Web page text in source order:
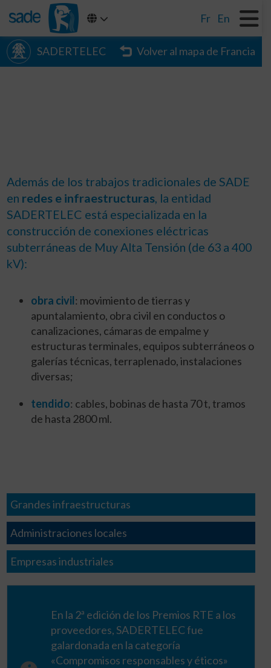
Fr En
SADERTELEC Volver al mapa de Francia
Además de los trabajos tradicionales de SADE
en redes e infraestructuras, la entidad
SADERTELEC está especializada en la
construcción de conexiones eléctricas
subterráneas de Muy Alta Tensión (de 63 a 400
kV):
obra civil: movimiento de tierras y
apuntalamiento, obra civil en conductos o
canalizaciones, cámaras de empalme y
estructuras terminales, equipos subterráneos o
galerías técnicas, terraplenado, instalaciones
diversas;
tendido: cables, bobinas de hasta 70 t, tramos
de hasta 2800 ml.
Grandes infraestructuras
Administraciones locales
Empresas industriales
En la 2ª edición de los Premios RTE a los
proveedores, SADERTELEC fue
galardonada en la categoría
«Compromisos responsables y éticos»